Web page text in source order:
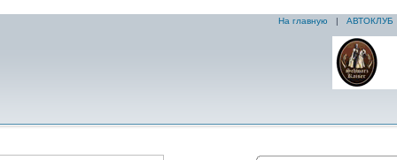
На главную | АВТОКЛУБ